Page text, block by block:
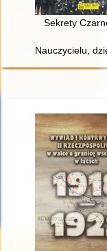
Sekrety
Nauczycielu,